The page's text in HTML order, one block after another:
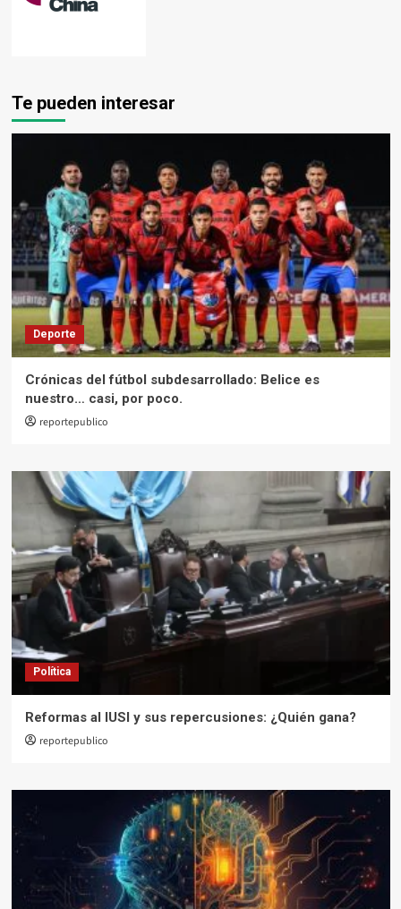
Te pueden interesar
Deporte
Crónicas del fútbol subdesarrollado: Belice es
nuestro… casi, por poco.
reportepublico
Política
Reformas al IUSI y sus repercusiones: ¿Quién gana?
reportepublico